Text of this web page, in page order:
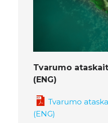
Tvarumo
(ENG)
Tvarumo
(ENG)